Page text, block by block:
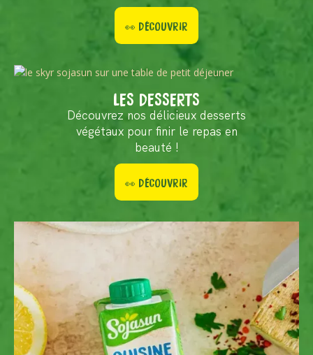
👀 DÉCOUVRIR
LES DESSERTS
Découvrez nos délicieux desserts
végétaux pour finir le repas en
beauté !
👀 DÉCOUVRIR